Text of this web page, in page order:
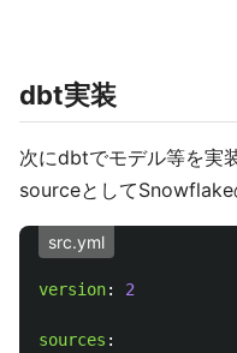
dbt実装
次にdbtでモデル等を実
sourceとしてSnowflake
src.yml
version: 2
sources :